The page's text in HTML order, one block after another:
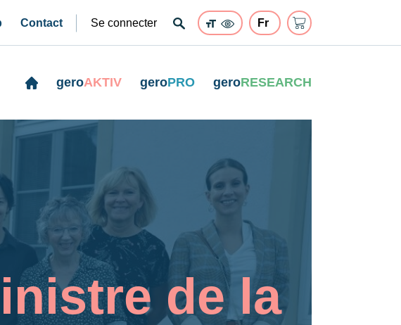
Contact Se connecter
geroAKTIV geroPRO geroRESEARCH
de la